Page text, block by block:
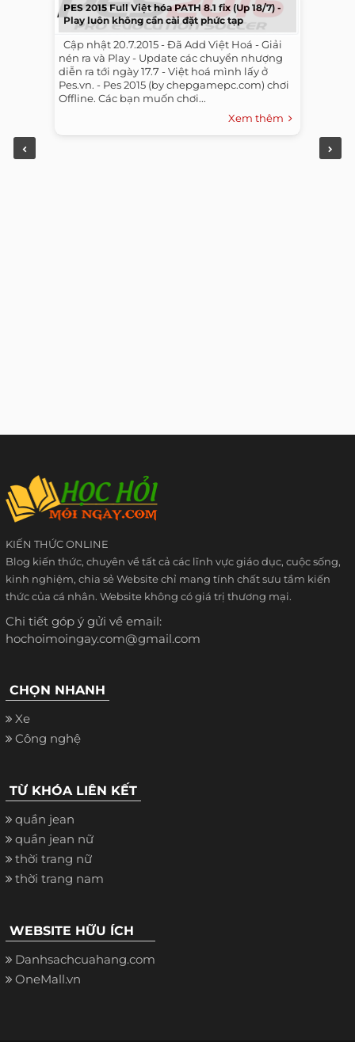
PES 2015 Full Việt hóa PATH 8.1 fix (Up 18/7) -
Play luôn không cần cài đặt phức tạp
​ ​ Cập nhật 20.7.2015 - Đã Add Việt Hoá - Giải
nén ra và Play - Update các chuyển nhượng
diễn ra tới ngày 17.7 - Việt hoá mình lấy ở
Pes.vn. - Pes 2015 (by chepgamepc.com) chơi
Offline. Các bạn muốn chơi...
Xem thêm
KIẾN THỨC ONLINE
Blog kiến thức, chuyên về tất cả các lĩnh vực giáo dục, cuộc sống,
kinh nghiệm, chia sẻ Website chỉ mang tính chất sưu tầm kiến
thức của cá nhân. Website không có giá trị thương mại.
Chi tiết góp ý gửi về email:
hochoimoingay.com@gmail.com
CHỌN NHANH
Xe
Công nghệ
TỪ KHÓA LIÊN KẾT
quần jean
quần jean nữ
thời trang nữ
thời trang nam
WEBSITE HỮU ÍCH
Danhsachcuahang.com
OneMall.vn